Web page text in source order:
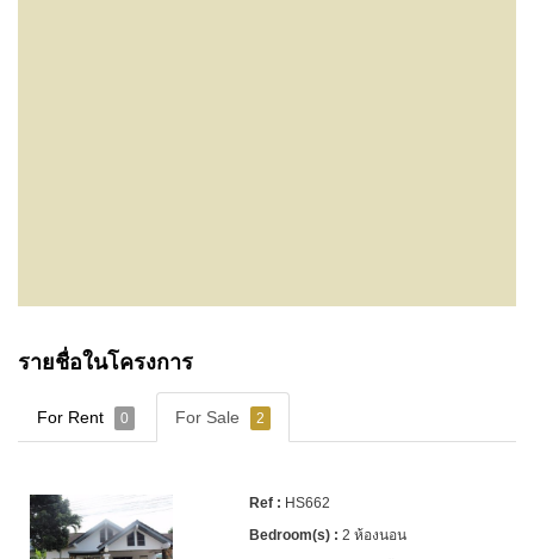
รายชื่อในโครงการ
For Rent 0 For Sale 2
HS662
2 ห้องนอน